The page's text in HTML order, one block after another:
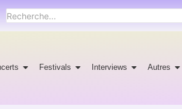
Festivals Interviews Autres